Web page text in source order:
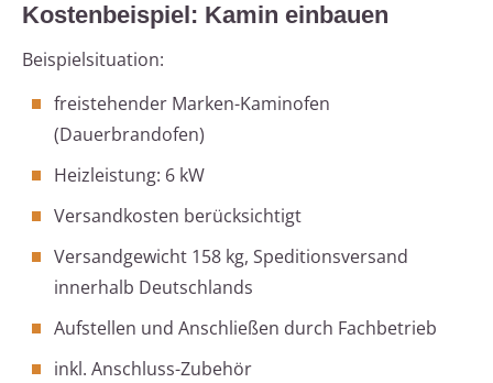
Kostenbeispiel: Kamin einbauen
Beispielsituation:
freistehender Marken-Kaminofen
(Dauerbrandofen)
Heizleistung: 6 kW
Versandkosten berücksichtigt
Versandgewicht 158 kg, Speditionsversand
innerhalb Deutschlands
Aufstellen und Anschließen durch Fachbetrieb
inkl. Anschluss-Zubehör